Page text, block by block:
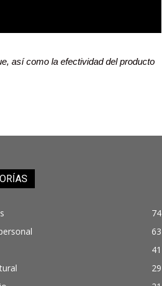
así como la efectividad del producto
74
63
41
29